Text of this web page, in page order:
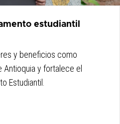
estudiantil
y beneficios como
Antioquia y fortalece el
Estudiantil.